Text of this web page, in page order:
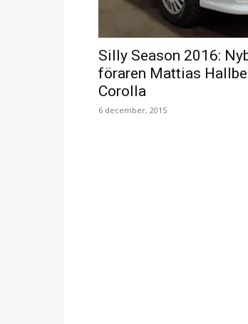
Silly Season 2016:
föraren Mattias
Corolla
6 december, 2015